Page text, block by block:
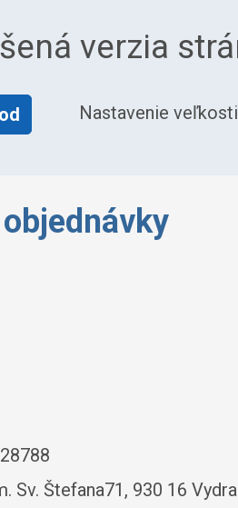
verzia
Nastavenie
Sv. Štefana71, 930 16